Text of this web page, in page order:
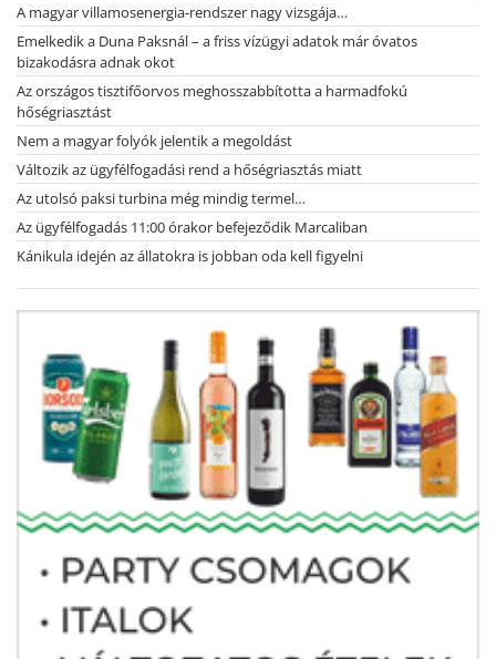
A magyar villamosenergia-rendszer nagy vizsgája…
Emelkedik a Duna Paksnál – a friss vízügyi adatok már óvatos
bizakodásra adnak okot
Az országos tisztifőorvos meghosszabbította a harmadfokú
hőségriasztást
Nem a magyar folyók jelentik a megoldást
Változik az ügyfélfogadási rend a hőségriasztás miatt
Az utolsó paksi turbina még mindig termel…
Az ügyfélfogadás 11:00 órakor befejeződik Marcaliban
Kánikula idején az állatokra is jobban oda kell figyelni